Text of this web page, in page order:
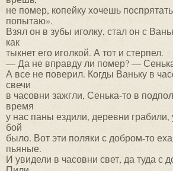
не помер, копейку хочешь
попытаю».
Взял он в зубы иголку, стал он с
как
тыкнет его иголкой. А тот и стерпел.
— Да не вправду ли помер? —
А все не поверил. Когды Ваньку в
свечи
в часовни зажгли, Сенька-то в
время
у нас паны ездили, деревни грабили,
бой
было. Вот эти поляки с добром-то
пьяные.
И увидели в часовни свет, да туда с